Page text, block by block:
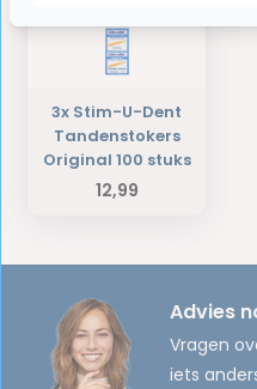
3x Stim-U-Dent
Tandenstokers
Original 100 stuks
12,99
Advies
Vragen
iets